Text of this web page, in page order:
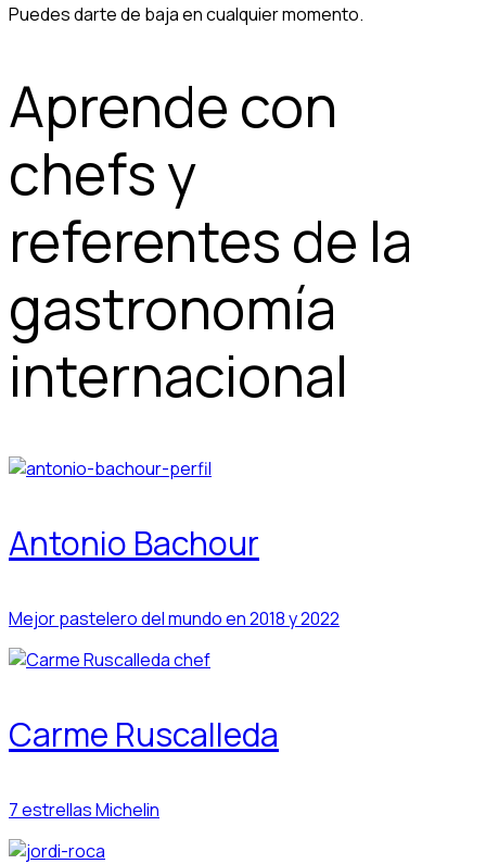
Puedes darte de baja en cualquier momento.
Aprende con
chefs y
referentes de la
gastronomía
internacional
Antonio Bachour
Mejor pastelero del mundo en 2018 y 2022
Carme Ruscalleda
7 estrellas Michelin